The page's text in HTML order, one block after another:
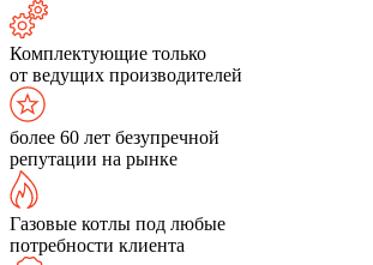
Комплектующие только
от ведущих производителей
более 60 лет безупречной
репутации на рынке
Газовые котлы под любые
потребности клиента